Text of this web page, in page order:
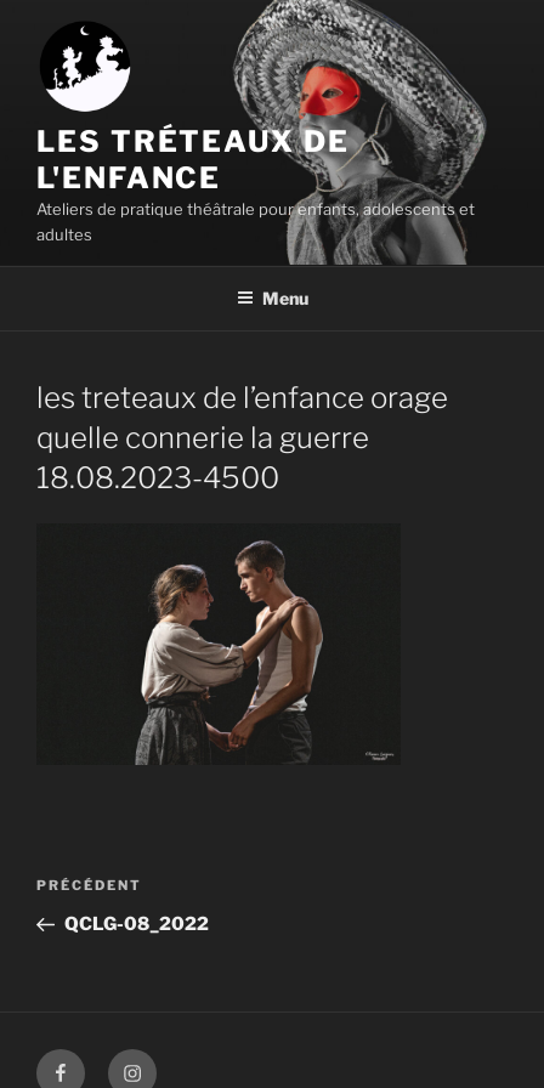
contenu
principal
LES TRÉTEAUX DE
L'ENFANCE
Ateliers de pratique théâtrale pour enfants, adolescents et
adultes
Menu
les treteaux de l’enfance orage
quelle connerie la guerre
18.08.2023-4500
Navigation
l’article
Article
précédent
PRÉCÉDENT
QCLG-08_2022
FacebookInstagram